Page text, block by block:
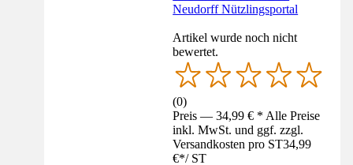
Neudorff Nützlingsportal
Artikel wurde noch nicht
bewertet.
(0)
Preis — 34,99 € * Alle Preise
inkl. MwSt. und ggf. zzgl.
Versandkosten pro ST34,99
€*/ ST